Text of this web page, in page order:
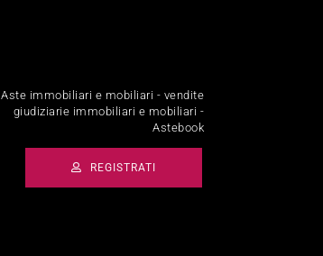
Aste immobiliari e mobiliari - vendite
giudiziarie immobiliari e mobiliari -
Astebook
REGISTRATI